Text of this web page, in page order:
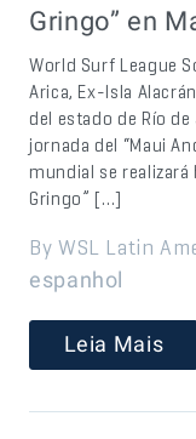
Gringo” en
World Surf League
Arica, Ex-Isla
del estado de Río
jornada del “Maui
mundial se
Gringo” […]
By WSL Latin
espanhol
Leia Mais